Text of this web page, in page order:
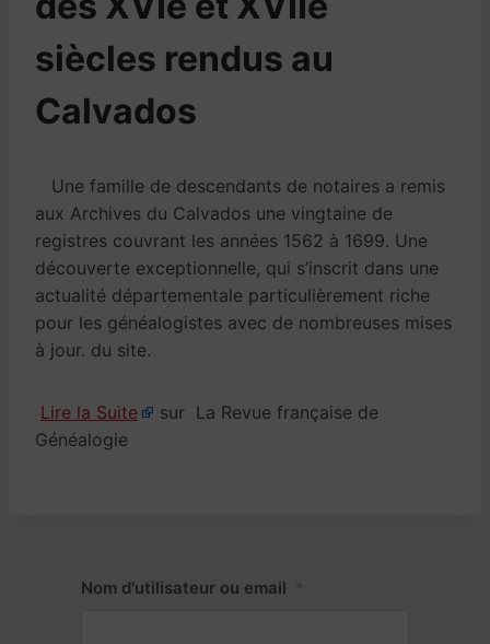
siècles rendus au
Calvados
Une famille de descendants de notaires a remis
aux Archives du Calvados une vingtaine de
registres couvrant les années 1562 à 1699. Une
découverte exceptionnelle, qui s’inscrit dans une
actualité départementale particulièrement riche
pour les généalogistes avec de nombreuses mises
à jour. du site.
Lire la Suite
sur La Revue française de
Généalogie
Nom d'utilisateur ou email